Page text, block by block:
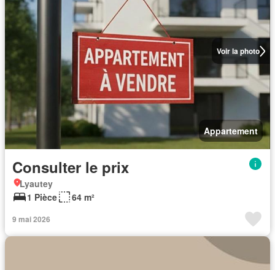
Voir la photo
Appartement
Consulter le prix
Lyautey
1 Pièce
64 m²
9 mai 2026